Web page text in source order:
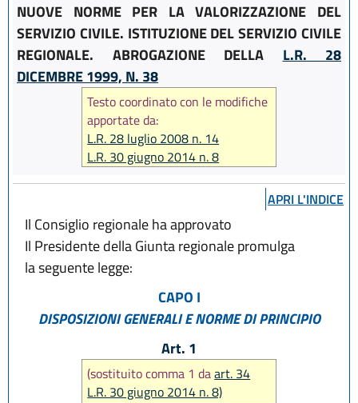
NUOVE NORME PER LA VALORIZZAZIONE DEL
SERVIZIO CIVILE. ISTITUZIONE DEL SERVIZIO CIVILE
REGIONALE. ABROGAZIONE DELLA L.R. 28
DICEMBRE 1999, N. 38
Testo coordinato con le modifiche
apportate da:
L.R. 28 luglio 2008 n. 14
L.R. 30 giugno 2014 n. 8
APRI L'INDICE
Il Consiglio regionale ha approvato
Il Presidente della Giunta regionale promulga
la seguente legge:
CAPO I
DISPOSIZIONI GENERALI E NORME DI PRINCIPIO
Art. 1
(sostituito comma 1 daart. 34
L.R. 30 giugno 2014 n. 8)